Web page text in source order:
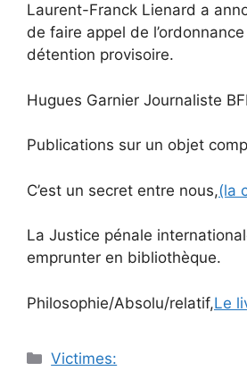
Laurent-Franck Lienard a
de faire appel de
détention provisoire.
Hugues Garnier Journaliste
Publications sur un objet
C’est un secret entre nous,(la
La Justice pénale
emprunter en bibliothèque.
Philosophie/Absolu/relatif,Le
Catégories
Victimes: